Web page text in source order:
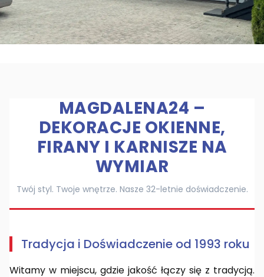
MAGDALENA24 –
DEKORACJE OKIENNE,
FIRANY I KARNISZE NA
WYMIAR
Twój styl. Twoje wnętrze. Nasze 32-letnie doświadczenie.
Tradycja i Doświadczenie od 1993 roku
Witamy w miejscu, gdzie jakość łączy się z tradycją.